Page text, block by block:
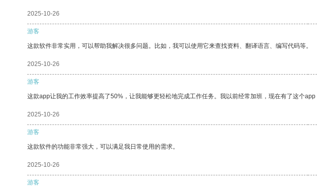
2025-10-26
游客
这款软件非常实用，可以帮助我解决很多问题。比如，我可以使用它来查找资料、翻译语言、编写代码等。
2025-10-26
游客
这款app让我的工作效率提高了50%，让我能够更轻松地完成工作任务。我以前经常加班，现在有了这个app
2025-10-26
游客
这款软件的功能非常强大，可以满足我日常使用的需求。
2025-10-26
游客